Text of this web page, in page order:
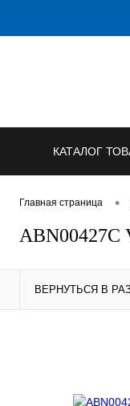
КАТАЛОГ
Главная страница •
ABN00427C
ВЕРНУТЬСЯ В